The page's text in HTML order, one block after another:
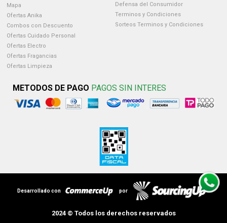
Mapa
Ofertas Anika
Combos con Descuento
Ofertas Cuidado Personal
Ofertas Electro
Ofertas Fragancias
Ofertas Limpieza
Defensa del Consumidor
Terminos y Condiciones
Sorteos Terminos y Condiciones
METODOS DE PAGO PAGOS SIN INTERES
Desarrollado con por
2024 © Todos los derechos reservados